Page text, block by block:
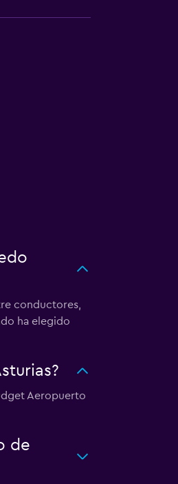
conductores,
ha elegido
Aeropuerto
de